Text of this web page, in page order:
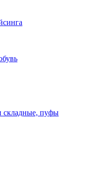
складные, пуфы